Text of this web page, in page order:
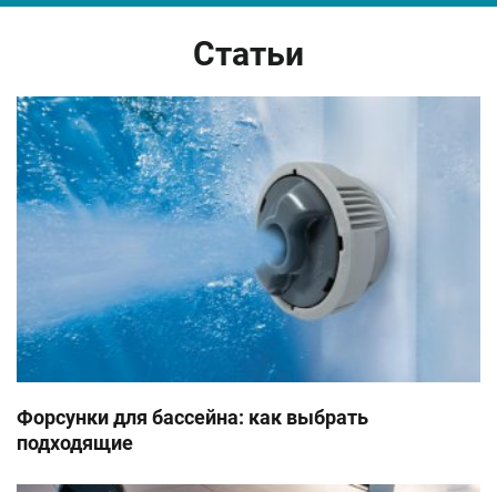
Статьи
Форсунки для бассейна: как выбрать
подходящие